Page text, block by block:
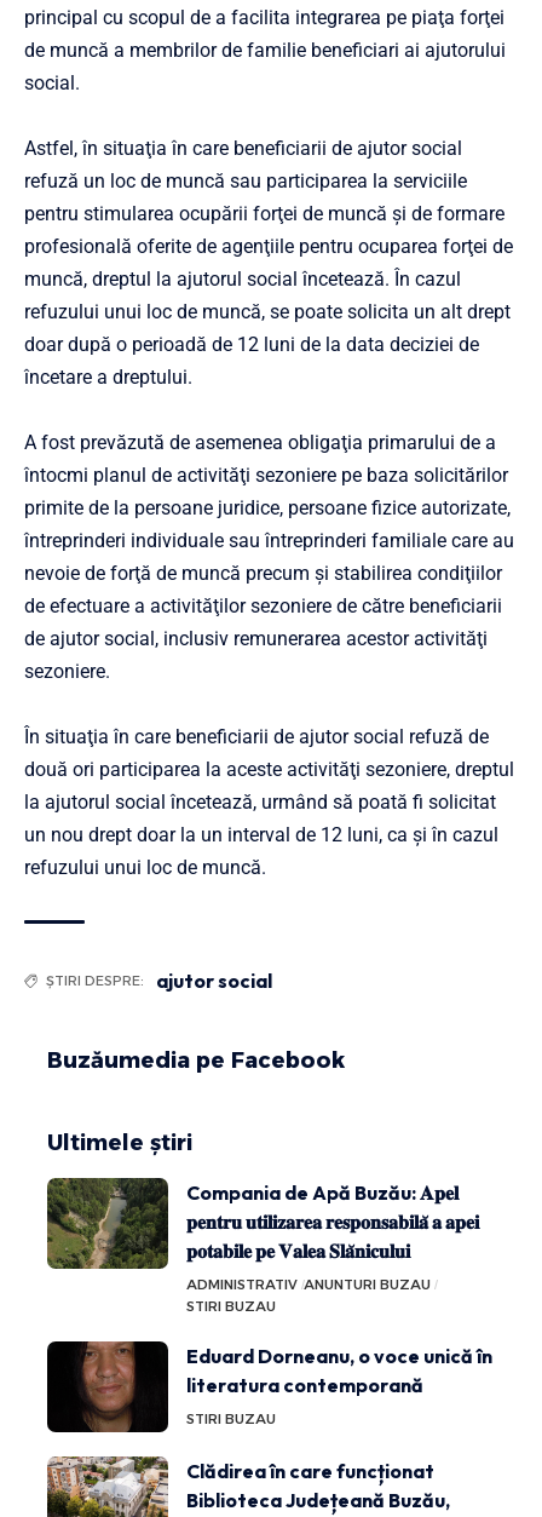
principal cu scopul de a facilita integrarea pe piaţa forţei
de muncă a membrilor de familie beneficiari ai ajutorului
social.
Astfel, în situaţia în care beneficiarii de ajutor social
refuză un loc de muncă sau participarea la serviciile
pentru stimularea ocupării forţei de muncă şi de formare
profesională oferite de agenţiile pentru ocuparea forţei de
muncă, dreptul la ajutorul social încetează. În cazul
refuzului unui loc de muncă, se poate solicita un alt drept
doar după o perioadă de 12 luni de la data deciziei de
încetare a dreptului.
A fost prevăzută de asemenea obligaţia primarului de a
întocmi planul de activităţi sezoniere pe baza solicitărilor
primite de la persoane juridice, persoane fizice autorizate,
întreprinderi individuale sau întreprinderi familiale care au
nevoie de forţă de muncă precum şi stabilirea condiţiilor
de efectuare a activităţilor sezoniere de către beneficiarii
de ajutor social, inclusiv remunerarea acestor activităţi
sezoniere.
În situaţia în care beneficiarii de ajutor social refuză de
două ori participarea la aceste activităţi sezoniere, dreptul
la ajutorul social încetează, urmând să poată fi solicitat
un nou drept doar la un interval de 12 luni, ca şi în cazul
refuzului unui loc de muncă.
ȘTIRI DESPRE: ajutor social
Buzăumedia pe Facebook
Ultimele știri
Compania de Apă Buzău: 𝐀𝐩𝐞𝐥
𝐩𝐞𝐧𝐭𝐫𝐮 𝐮𝐭𝐢𝐥𝐢𝐳𝐚𝐫𝐞𝐚 𝐫𝐞𝐬𝐩𝐨𝐧𝐬𝐚𝐛𝐢𝐥𝐚̆ 𝐚 𝐚𝐩𝐞𝐢
𝐩𝐨𝐭𝐚𝐛𝐢𝐥𝐞 𝐩𝐞 𝐕𝐚𝐥𝐞𝐚 𝐒𝐥𝐚̆𝐧𝐢𝐜𝐮𝐥𝐮𝐢
ADMINISTRATIV ANUNTURI BUZAU
STIRI BUZAU
Eduard Dorneanu, o voce unică în
literatura contemporană
STIRI BUZAU
Clădirea în care funcționat
Biblioteca Județeană Buzău,